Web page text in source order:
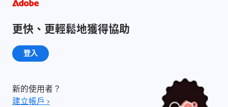
更快、更輕鬆地獲得協助
登入
新的使用者？
建立帳戶 ›